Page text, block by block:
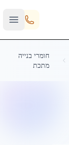
חומרי בנייה
מתכת